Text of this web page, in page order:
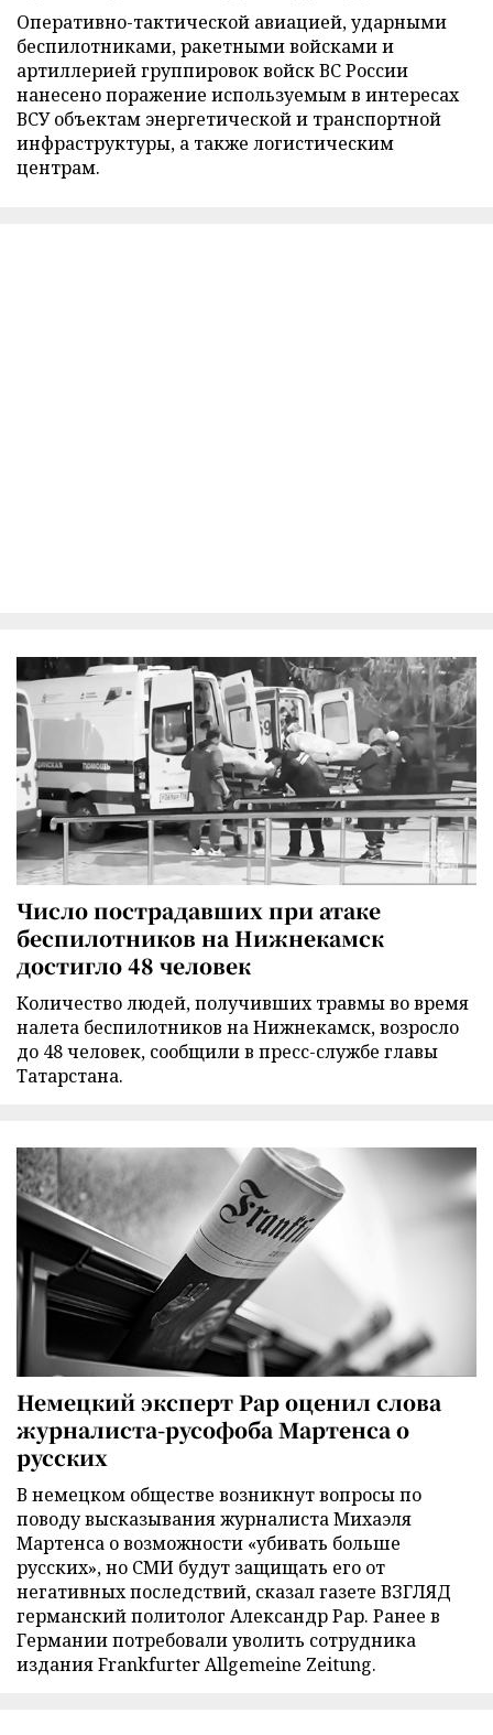
Оперативно-тактической авиацией, ударными
беспилотниками, ракетными войсками и
артиллерией группировок войск ВС России
нанесено поражение используемым в интересах
ВСУ объектам энергетической и транспортной
инфраструктуры, а также логистическим
центрам.
Число пострадавших при атаке
беспилотников на Нижнекамск
достигло 48 человек
Количество людей, получивших травмы во время
налета беспилотников на Нижнекамск, возросло
до 48 человек, сообщили в пресс-службе главы
Татарстана.
Немецкий эксперт Рар оценил слова
журналиста-русофоба Мартенса о
русских
В немецком обществе возникнут вопросы по
поводу высказывания журналиста Михаэля
Мартенса о возможности «убивать больше
русских», но СМИ будут защищать его от
негативных последствий, сказал газете ВЗГЛЯД
германский политолог Александр Рар. Ранее в
Германии потребовали уволить сотрудника
издания Frankfurter Allgemeine Zeitung.